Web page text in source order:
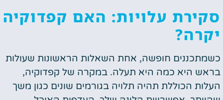
סקירת עלויות: האם קפדוקיה
יקרה?
כשמתכננים חופשה, אחת השאלות הראשונות שעולות
בראש היא כמה היא תעלה. במקרה של קפדוקיה,
העלות הכוללת תהיה תלויה בגורמים שונים כגון משך